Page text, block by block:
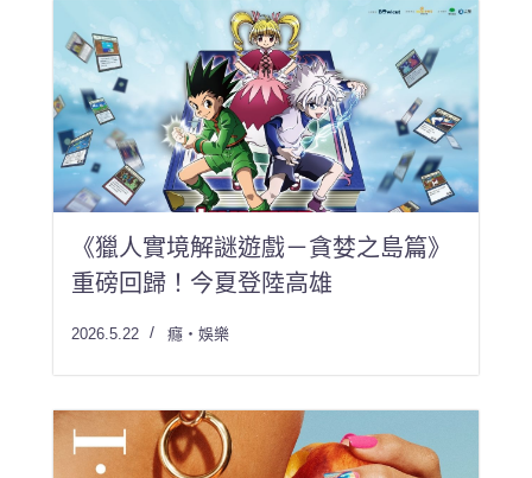
《獵人實境解謎遊戲－貪婪之島篇》
重磅回歸！今夏登陸高雄
2026.5.22 癮・娛樂